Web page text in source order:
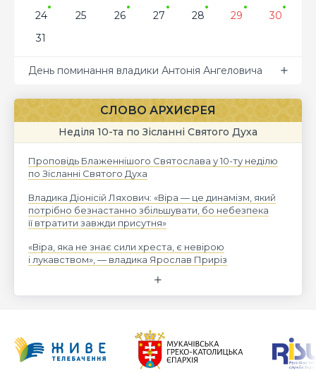
24
25 26 27 28 29
30
31
День поминання владики Антонія Ангеловича
СЛОВО АРХИЄРЕЯ
Неділя 10-та по Зісланні Святого Духа
Проповідь Блаженнішого Святослава у 10-ту неділю
по Зісланні Святого Духа
Владика Діонісій Ляхович: «Віра — це динамізм, який
потрібно безнастанно збільшувати, бо небезпека
її втратити завжди присутня»
«Віра, яка не знає сили хреста, є невірою
і лукавством», — владика Ярослав Приріз